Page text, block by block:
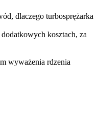
dlaczego turbosprężarka
kosztach, za
wyważenia rdzenia